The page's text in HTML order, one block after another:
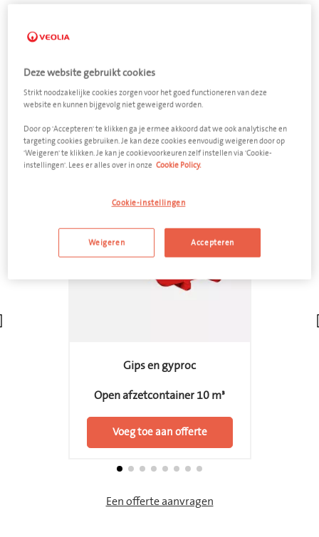
Een offerte voor uw bedrijfsafval
U zoekt een oplossing voor het afval binnen uw bedrijf. Bekijk
hieronder alle mogelijke containers en oplossingen voor uw
afval.
Gips en gyproc
Open afzetcontainer 10 m³
Voeg toe aan offerte
Een offerte aanvragen
Deze website gebruikt cookies
Strikt noodzakelijke cookies zorgen voor het goed functioneren van deze
website en kunnen bijgevolg niet geweigerd worden.
Door op 'Accepteren' te klikken ga je ermee akkoord dat we ook analytische en
targeting cookies gebruiken. Je kan deze cookies eenvoudig weigeren door op
'Weigeren' te klikken. Je kan je cookievoorkeuren zelf instellen via 'Cookie-
instellingen'. Lees er alles over in onze Cookie Policy.
Cookie-instellingen
Weigeren Accepteren